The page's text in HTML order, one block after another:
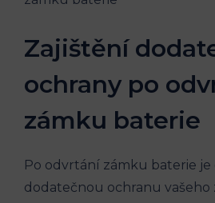
Zajištění
ochrany po
zámku baterie
Po odvrtání zámku baterie je
dodatečnou ochranu vašeho